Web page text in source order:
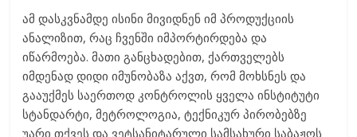
ამ დასკვნამდე ისინი მივიდნენ იმ პროდუქციის
ანალიზით, რაც ჩვენში იმპორტირდება და
იწარმოება. მათი განცხადებით, ქართველებს
იმდენად დიდი იმუნობაზა აქვთ, რომ მოხსნეს და
გააუქმეს საერთოდ კონტროლის ყველა ინსტიტუტი
სტანდარტი, მეტროლოგია, ტექნიკურ პირობებზე
უარი თქვეს და ვეტსანიტარული სამსახური საბაჟოს